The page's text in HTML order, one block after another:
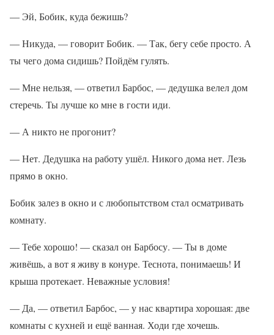
— Эй, Бобик, куда бежишь?
— Никуда, — говорит Бобик. — Так, бегу себе просто. А
ты чего дома сидишь? Пойдём гулять.
— Мне нельзя, — ответил Барбос, — дедушка велел дом
стеречь. Ты лучше ко мне в гости иди.
— А никто не прогонит?
— Нет. Дедушка на работу ушёл. Никого дома нет. Лезь
прямо в окно.
Бобик залез в окно и с любопытством стал осматривать
комнату.
— Тебе хорошо! — сказал он Барбосу. — Ты в доме
живёшь, а вот я живу в конуре. Теснота, понимаешь! И
крыша протекает. Неважные условия!
— Да, — ответил Барбос, — у нас квартира хорошая: две
комнаты с кухней и ещё ванная. Ходи где хочешь.